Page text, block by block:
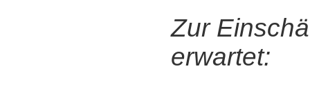
Zur
erwartet: